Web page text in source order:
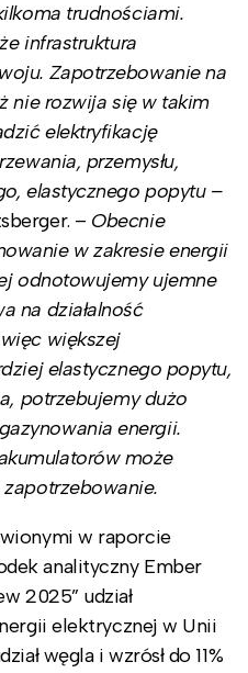
trudnościami.
infrastruktura
Zapotrzebowanie na
nie rozwija się w takim
elektryfikację
przemysłu,
elastycznego popytu –
– Obecnie
w zakresie energii
odnotowujemy ujemne
na działalność
większej
elastycznego popytu,
potrzebujemy dużo
energii.
może
w raporcie
analityczny Ember
2025” udział
elektrycznej w Unii
węgla i wzrósł do 11%